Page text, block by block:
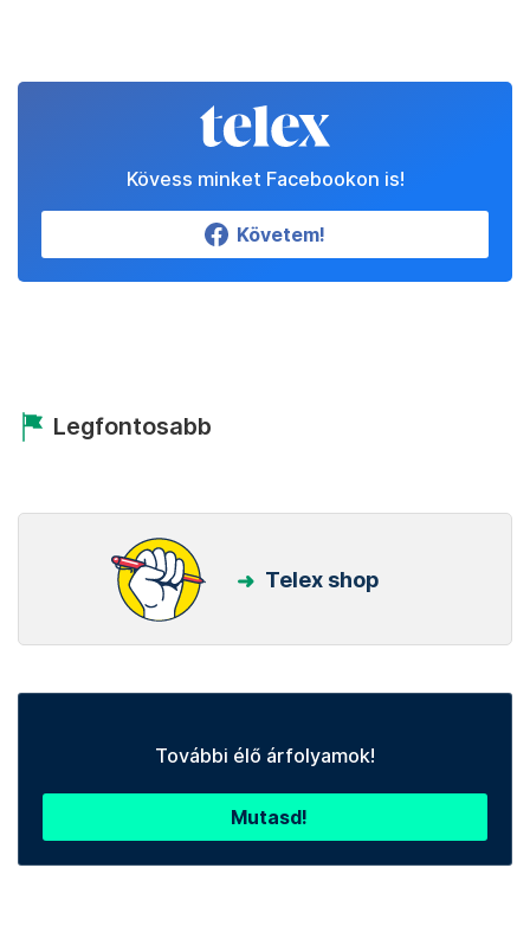
Kövess minket Facebookon is!
Követem!
Legfontosabb
Telex shop
További élő árfolyamok!
Mutasd!